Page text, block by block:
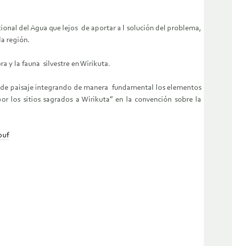
del Agua que lejos de aportar a l solución del problema,
región.
y la fauna silvestre en Wirikuta.
paisaje integrando de manera fundamental los elementos
los sitios sagrados a Wirikuta” en la convención sobre la